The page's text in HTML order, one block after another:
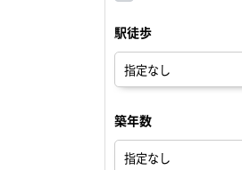
駅徒歩
築年数